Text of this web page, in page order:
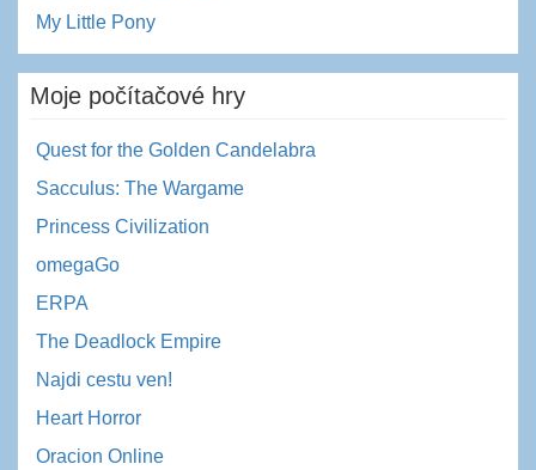
My Little Pony
Moje počítačové hry
Quest for the Golden Candelabra
Sacculus: The Wargame
Princess Civilization
omegaGo
ERPA
The Deadlock Empire
Najdi cestu ven!
Heart Horror
Oracion Online